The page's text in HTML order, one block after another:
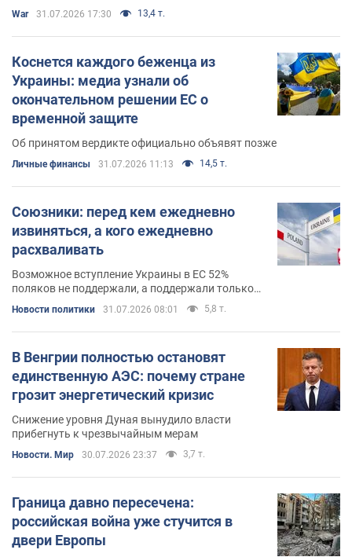
War 31.07.2026 17:30 13,4 т.
Коснется каждого беженца из
Украины: медиа узнали об
окончательном решении ЕС о
временной защите
Об принятом вердикте официально объявят позже
Личные финансы 31.07.2026 11:13 14,5 т.
Союзники: перед кем ежедневно
извиняться, а кого ежедневно
расхваливать
Возможное вступление Украины в ЕС 52%
поляков не поддержали, а поддержали только
Новости политики 31.07.2026 08:01 5,8 т.
В Венгрии полностью остановят
единственную АЭС: почему стране
грозит энергетический кризис
Снижение уровня Дуная вынудило власти
прибегнуть к чрезвычайным мерам
Новости. Мир 30.07.2026 23:37 3,7 т.
Граница давно пересечена:
российская война уже стучится в
двери Европы